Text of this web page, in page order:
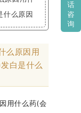
么原因用
白是什么
话
咨
询